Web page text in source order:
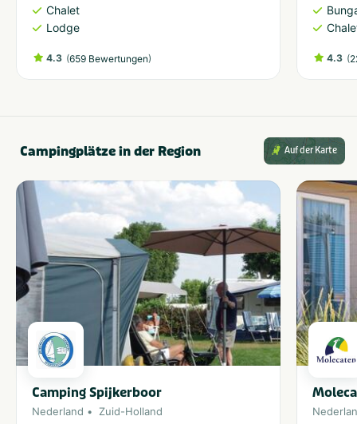
Chalet
Lodge
4.3 (659 Bewertungen) 4.3 (
Campingplätze in der Region Auf der Karte
Camping Spijkerboor
Nederland Zuid-Holland